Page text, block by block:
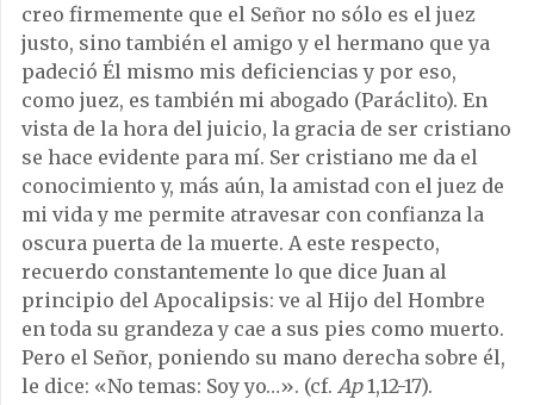
creo firmemente que el Señor no sólo es el juez
justo, sino también el amigo y el hermano que ya
padeció Él mismo mis deficiencias y por eso,
como juez, es también mi abogado (Paráclito). En
vista de la hora del juicio, la gracia de ser cristiano
se hace evidente para mí. Ser cristiano me da el
conocimiento y, más aún, la amistad con el juez de
mi vida y me permite atravesar con confianza la
oscura puerta de la muerte. A este respecto,
recuerdo constantemente lo que dice Juan al
principio del Apocalipsis: ve al Hijo del Hombre
en toda su grandeza y cae a sus pies como muerto.
Pero el Señor, poniendo su mano derecha sobre él,
le dice: «No temas: Soy yo…». (cf. Ap1,12-17).